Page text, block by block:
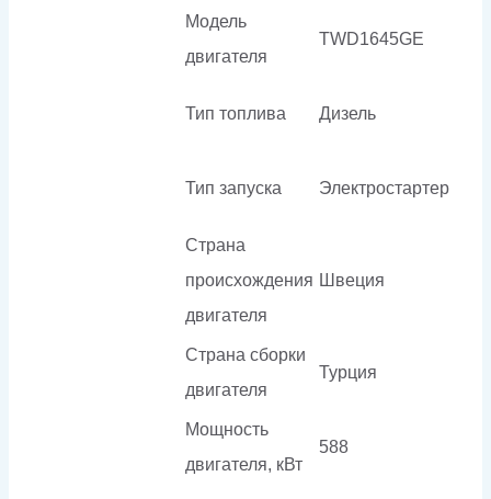
Модель
двигателя
TWD1645GE
Тип топлива Дизель
Тип запуска Электростартер
Страна
происхождения
двигателя
Швеция
Страна сборки
двигателя
Турция
Мощность
двигателя, кВт
588